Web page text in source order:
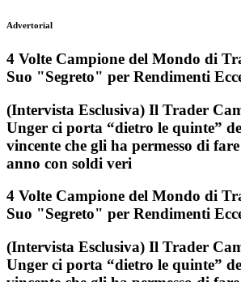
Advertorial
4 Volte Campione del Mondo di
Suo "Segreto" per Rendimenti
(Intervista Esclusiva) Il Trader
Unger ci porta “dietro le quinte”
vincente che gli ha permesso di
anno con soldi veri
4 Volte Campione del Mondo di
Suo "Segreto" per Rendimenti
(Intervista Esclusiva) Il Trader
Unger ci porta “dietro le quinte”